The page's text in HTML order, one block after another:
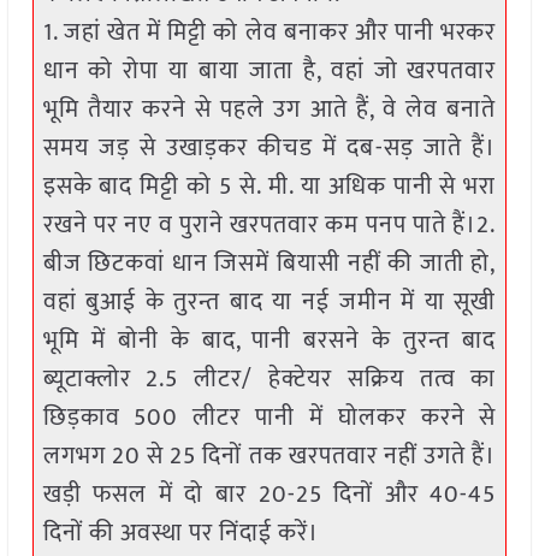
1. जहां खेत में मिट्टी को लेव बनाकर और पानी भरकर
धान को रोपा या बाया जाता है, वहां जो खरपतवार
भूमि तैयार करने से पहले उग आते हैं, वे लेव बनाते
समय जड़ से उखाड़कर कीचड में दब-सड़ जाते हैं।
इसके बाद मिट्टी को 5 से. मी. या अधिक पानी से भरा
रखने पर नए व पुराने खरपतवार कम पनप पाते हैं।2.
बीज छिटकवां धान जिसमें बियासी नहीं की जाती हो,
वहां बुआई के तुरन्त बाद या नई जमीन में या सूखी
भूमि में बोनी के बाद, पानी बरसने के तुरन्त बाद
ब्यूटाक्लोर 2.5 लीटर/ हेक्टेयर सक्रिय तत्व का
छिड़काव 500 लीटर पानी में घोलकर करने से
लगभग 20 से 25 दिनों तक खरपतवार नहीं उगते हैं।
खड़ी फसल में दो बार 20-25 दिनों और 40-45
दिनों की अवस्था पर निंदाई करें।